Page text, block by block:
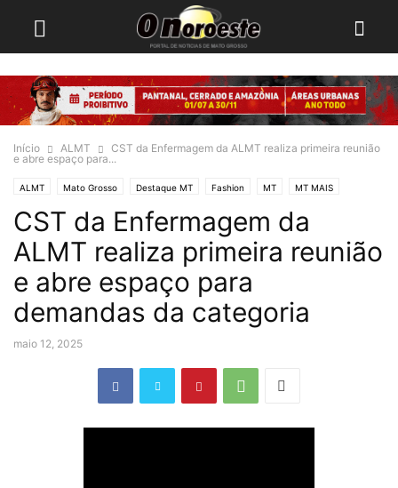
Início ALMT
CST da Enfermagem da ALMT realiza primeira reunião
e abre espaço para...
ALMT Mato Grosso Destaque MT Fashion MT MT MAIS
CST da Enfermagem da
ALMT realiza primeira reunião
e abre espaço para
demandas da categoria
maio 12, 2025